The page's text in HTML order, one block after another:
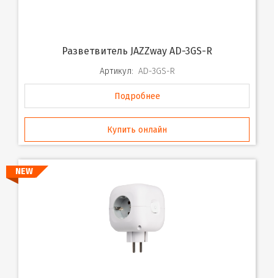
Разветвитель JAZZway AD-3GS-R
Артикул: AD-3GS-R
Подробнее
Купить онлайн
NEW